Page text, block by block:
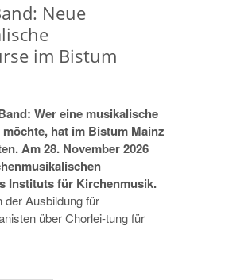
Neue
im Bistum
Wer eine musikalische
hat im Bistum Mainz
Am 28. November 2026
Instituts für Kirchenmusik.
der Ausbildung für
über Chorlei-tung für